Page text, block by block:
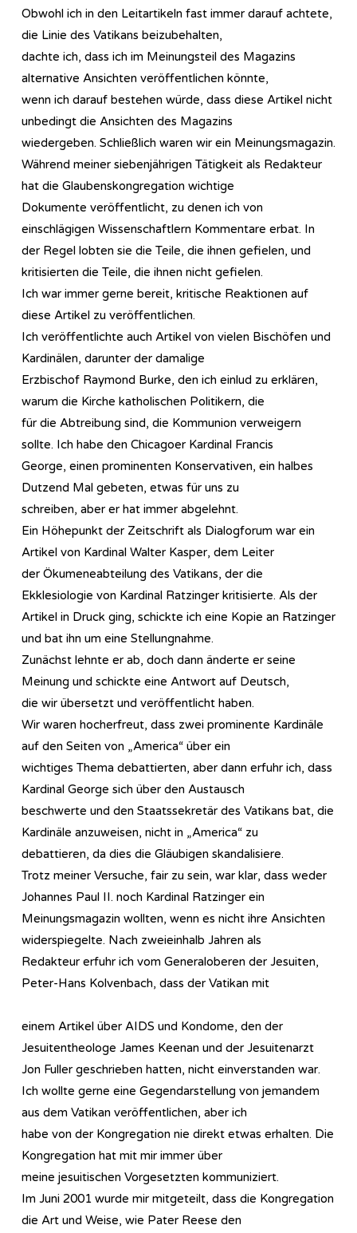
Obwohl ich in den Leitartikeln fast immer darauf achtete,
die Linie des Vatikans beizubehalten,
dachte ich, dass ich im Meinungsteil des Magazins
alternative Ansichten veröffentlichen könnte,
wenn ich darauf bestehen würde, dass diese Artikel nicht
unbedingt die Ansichten des Magazins
wiedergeben. Schließlich waren wir ein Meinungsmagazin.
Während meiner siebenjährigen Tätigkeit als Redakteur
hat die Glaubenskongregation wichtige
Dokumente veröffentlicht, zu denen ich von
einschlägigen Wissenschaftlern Kommentare erbat. In
der Regel lobten sie die Teile, die ihnen gefielen, und
kritisierten die Teile, die ihnen nicht gefielen.
Ich war immer gerne bereit, kritische Reaktionen auf
diese Artikel zu veröffentlichen.
Ich veröffentlichte auch Artikel von vielen Bischöfen und
Kardinälen, darunter der damalige
Erzbischof Raymond Burke, den ich einlud zu erklären,
warum die Kirche katholischen Politikern, die
für die Abtreibung sind, die Kommunion verweigern
sollte. Ich habe den Chicagoer Kardinal Francis
George, einen prominenten Konservativen, ein halbes
Dutzend Mal gebeten, etwas für uns zu
schreiben, aber er hat immer abgelehnt.
Ein Höhepunkt der Zeitschrift als Dialogforum war ein
Artikel von Kardinal Walter Kasper, dem Leiter
der Ökumeneabteilung des Vatikans, der die
Ekklesiologie von Kardinal Ratzinger kritisierte. Als der
Artikel in Druck ging, schickte ich eine Kopie an Ratzinger
und bat ihn um eine Stellungnahme.
Zunächst lehnte er ab, doch dann änderte er seine
Meinung und schickte eine Antwort auf Deutsch,
die wir übersetzt und veröffentlicht haben.
Wir waren hocherfreut, dass zwei prominente Kardinäle
auf den Seiten von „America“ über ein
wichtiges Thema debattierten, aber dann erfuhr ich, dass
Kardinal George sich über den Austausch
beschwerte und den Staatssekretär des Vatikans bat, die
Kardinäle anzuweisen, nicht in „America“ zu
debattieren, da dies die Gläubigen skandalisiere.
Trotz meiner Versuche, fair zu sein, war klar, dass weder
Johannes Paul II. noch Kardinal Ratzinger ein
Meinungsmagazin wollten, wenn es nicht ihre Ansichten
widerspiegelte. Nach zweieinhalb Jahren als
Redakteur erfuhr ich vom Generaloberen der Jesuiten,
Peter-Hans Kolvenbach, dass der Vatikan mit
einem Artikel über AIDS und Kondome, den der
Jesuitentheologe James Keenan und der Jesuitenarzt
Jon Fuller geschrieben hatten, nicht einverstanden war.
Ich wollte gerne eine Gegendarstellung von jemandem
aus dem Vatikan veröffentlichen, aber ich
habe von der Kongregation nie direkt etwas erhalten. Die
Kongregation hat mit mir immer über
meine jesuitischen Vorgesetzten kommuniziert.
Im Juni 2001 wurde mir mitgeteilt, dass die Kongregation
die Art und Weise, wie Pater Reese den